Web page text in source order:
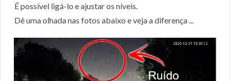
É possível ligá-lo e ajustar os níveis.
Dê uma olhada nas fotos abaixo e veja a diferença ...